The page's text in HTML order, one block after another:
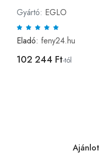
Gyártó: EGLO
Eladó: feny24.hu
102 244 Ft-tól